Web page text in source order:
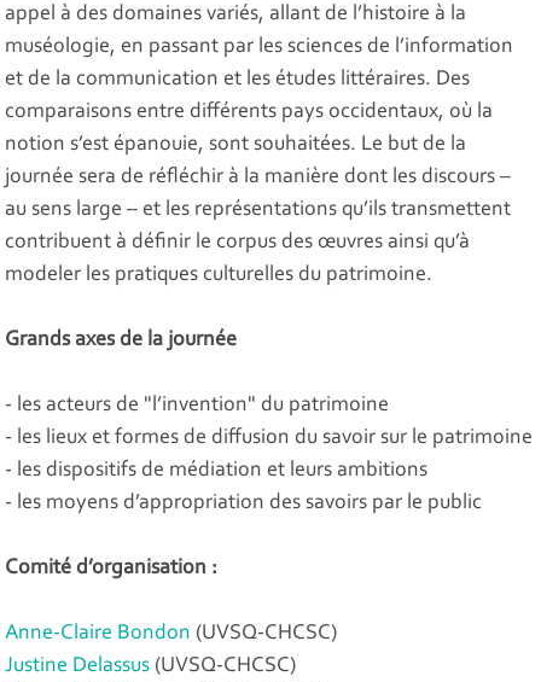
appel à des domaines variés, allant de l’histoire à la
muséologie, en passant par les sciences de l’information
et de la communication et les études littéraires. Des
comparaisons entre différents pays occidentaux, où la
notion s’est épanouie, sont souhaitées. Le but de la
journée sera de réfléchir à la manière dont les discours –
au sens large – et les représentations qu’ils transmettent
contribuent à définir le corpus des œuvres ainsi qu’à
modeler les pratiques culturelles du patrimoine.
Grands axes de la journée
- les acteurs de "l’invention" du patrimoine
- les lieux et formes de diffusion du savoir sur le patrimoine
- les dispositifs de médiation et leurs ambitions
- les moyens d’appropriation des savoirs par le public
Comité d’organisation :
Anne-Claire Bondon (UVSQ-CHCSC)
Justine Delassus (UVSQ-CHCSC)